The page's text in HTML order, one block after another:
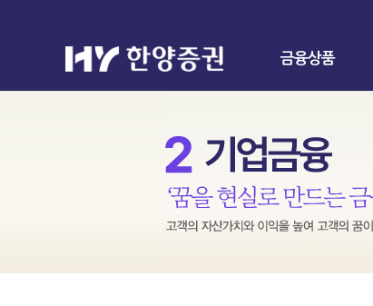
금융상품